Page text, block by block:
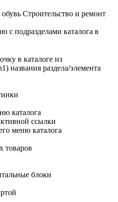
Строительство и ремонт
подразделами каталога в
в каталоге из
названия раздела/элемента
каталога
ссылки
меню каталога
товаров
блоки